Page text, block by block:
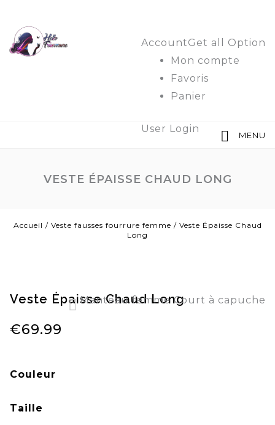
AccountGet all Option
Mon compte
Favoris
Panier
User Login
MENU
VESTE ÉPAISSE CHAUD LONG
Accueil / Veste fausses fourrure femme / Veste Épaisse Chaud
Long
Veste Épaisse Chaud Long
Manteau femme Court à capuche
€69.99
Couleur
Taille